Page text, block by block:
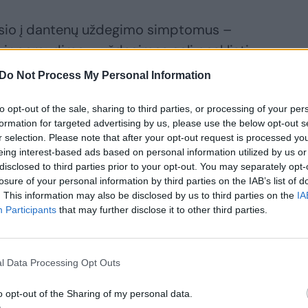
Do Not Process My Personal Information
opt-out of the sale, sharing to third parties, or processing of your
for targeted advertising by us, please use the below opt-out
selection. Please note that after your opt-out request is processed
interest-based ads based on personal information utilized by us
to third parties prior to your opt-out. You may separately
of your personal information by third parties on the IAB’s list of
This information may also be disclosed by us to third parties on the
Participants that may further disclose it to other third parties.
Data Processing Opt Outs
opt-out of the Sharing of my personal data.
į dantenų uždegimo simptomus –
paraudimą – uždegimas gali pasklisti
naikinti kaulą. Taip prasideda
– netaisyklinga burnos higiena,
rūkymas, diabetas.
minkštųjų apnašų lieka nenuvalytos,
valandas. Mikroorganizmai,
ant dantų, po nekokybiškomis
protezais.